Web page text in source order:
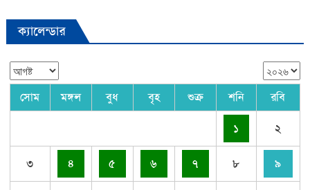
ক্যালেন্ডার
সোম মঙ্গল বুধ বৃহ শুক্র শনি রবি
১ ২
৩ ৪ ৫ ৬ ৭ ৮ ৯